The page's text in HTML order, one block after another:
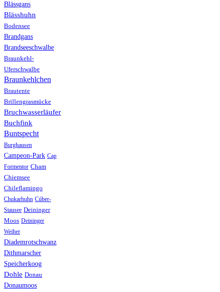
Blässgans
Blässhuhn
Bodensee
Brandgans
Brandseeschwalbe
Braunkehl-
Uferschwalbe
Braunkehlchen
Brautente
Brillengrasmücke
Bruchwasserläufer
Buchfink
Buntspecht
Burghausen
Campeon-Park Cap
Formentor Cham
Chiemsee
Chileflamingo
Chukarhuhn Cúber-
Stausee Deininger
Moos Deininger
Weiher
Diademrotschwanz
Dithmarscher
Speicherkoog
Dohle Donau
Donaumoos